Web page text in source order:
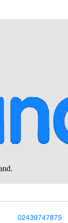
02439747875